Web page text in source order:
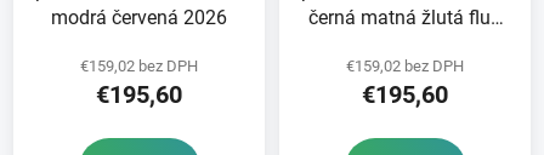
modrá červená 2026
€159,02 bez DPH
€195,60
černá matná žlutá fluo
€159,02 bez DPH
€195,60